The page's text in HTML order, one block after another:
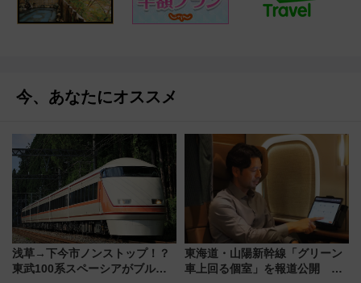
今、あなたにオススメ
浅草→下今市ノンストップ！？
東武100系スペーシアがブルー
東海道・山陽新幹線「グリーン
車上回る個室」を報道公開 プ